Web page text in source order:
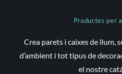
Productes per
Crea parets i caixes de llum,
d’ambient i tot tipus de
el nostre